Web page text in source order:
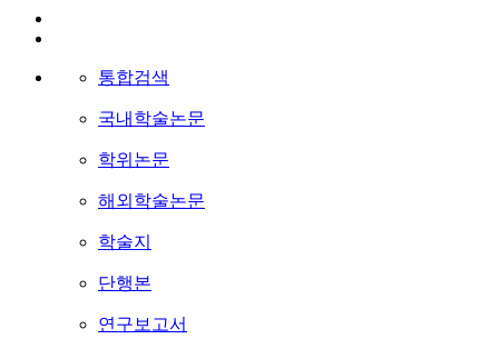
통합검색
국내학술논문
학위논문
해외학술논문
학술지
단행본
연구보고서